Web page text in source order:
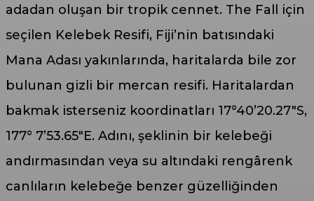
adadan oluşan bir tropik cennet. The Fall için
seçilen Kelebek Resifi, Fiji’nin batısındaki
Mana Adası yakınlarında, haritalarda bile zor
bulunan gizli bir mercan resifi. Haritalardan
bakmak isterseniz koordinatları 17°40’20.27″S,
177° 7’53.65″E. Adını, şeklinin bir kelebeği
andırmasından veya su altındaki rengârenk
canlıların kelebeğe benzer güzelliğinden